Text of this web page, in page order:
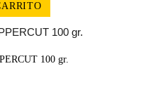
100 gr.